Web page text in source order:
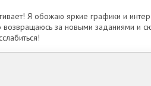
Я обожаю яркие графики и
возвращаюсь за новыми заданиями и